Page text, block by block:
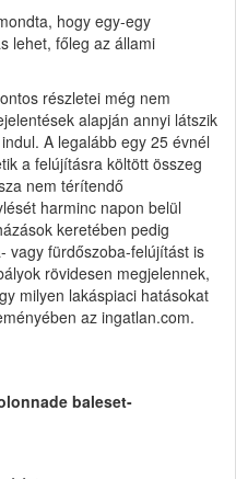
hogy egy-egy
lehet, főleg az állami
részletei még nem
alapján annyi látszik
A legalább egy 25 évnél
a felújításra költött összeg
nem térítendő
harminc napon belül
keretében pedig
vagy fürdőszoba-felújítást is
rövidesen megjelennek,
milyen lakáspiaci hatásokat
az ingatlan.com.
baleset-